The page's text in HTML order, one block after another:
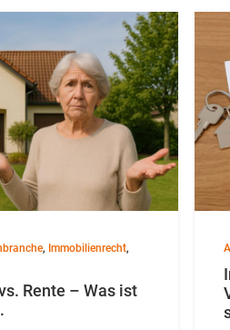
, Immobilienrecht,
Rente – Was ist